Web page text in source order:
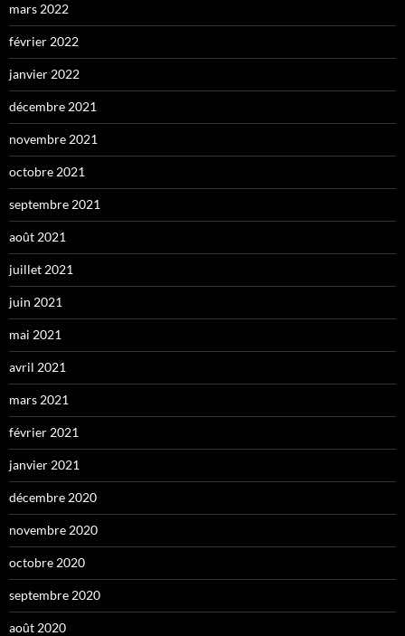
mars 2022
février 2022
janvier 2022
décembre 2021
novembre 2021
octobre 2021
septembre 2021
août 2021
juillet 2021
juin 2021
mai 2021
avril 2021
mars 2021
février 2021
janvier 2021
décembre 2020
novembre 2020
octobre 2020
septembre 2020
août 2020